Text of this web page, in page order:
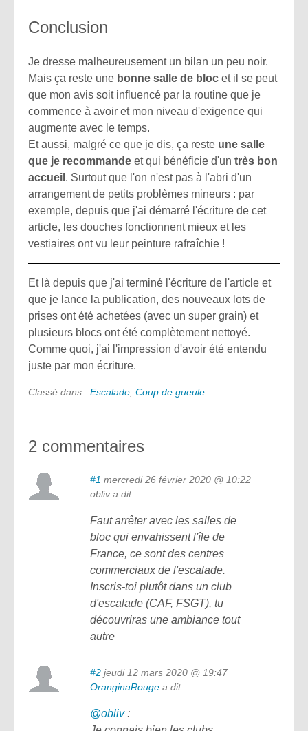
Conclusion
Je dresse malheureusement un bilan un peu noir.
Mais ça reste une bonne salle de bloc et il se peut
que mon avis soit influencé par la routine que je
commence à avoir et mon niveau d'exigence qui
augmente avec le temps.
Et aussi, malgré ce que je dis, ça reste une salle
que je recommande et qui bénéficie d'un très bon
accueil . Surtout que l'on n'est pas à l'abri d'un
arrangement de petits problèmes mineurs : par
exemple, depuis que j'ai démarré l'écriture de cet
article, les douches fonctionnent mieux et les
vestiaires ont vu leur peinture rafraîchie !
Et là depuis que j'ai terminé l'écriture de l'article et
que je lance la publication, des nouveaux lots de
prises ont été achetées (avec un super grain) et
plusieurs blocs ont été complètement nettoyé.
Comme quoi, j'ai l'impression d'avoir été entendu
juste par mon écriture.
Classé dans : Escalade Coup de gueule
2 commentaires
#1 mercredi 26 février 2020 @ 10:22
obliv a dit :
Faut arrêter avec les salles de
bloc qui envahissent l'île de
France, ce sont des centres
commerciaux de l'escalade.
Inscris-toi plutôt dans un club
d'escalade (CAF, FSGT), tu
découvriras une ambiance tout
autre
#2 jeudi 12 mars 2020 @ 19:47
OranginaRouge a dit :
@obliv: